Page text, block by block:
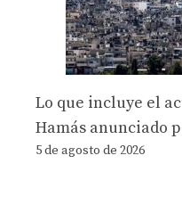
Lo que incluye el
Hamás anunciado
5 de agosto de 2026